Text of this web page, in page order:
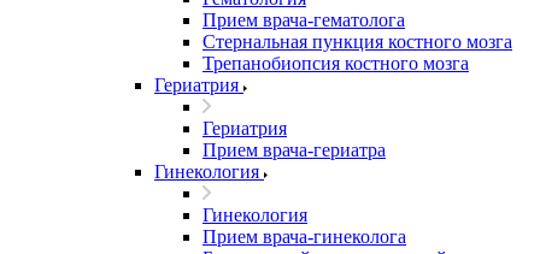
Прием врача-гематолога
Стернальная пункция костного мозга
Трепанобиопсия костного мозга
Гериатрия
Гериатрия
Прием врача-гериатра
Гинекология
Гинекология
Прием врача-гинеколога